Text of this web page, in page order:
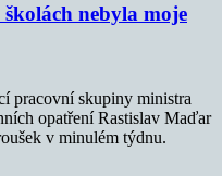
nebyla moje
pracovní skupiny ministra
opatření Rastislav Maďar
v minulém týdnu.